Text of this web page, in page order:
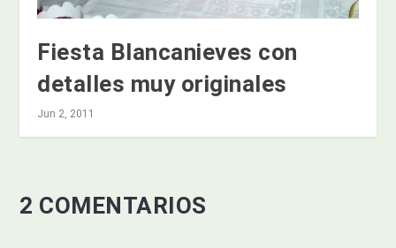
Fiesta Blancanieves con
detalles muy originales
Jun 2, 2011
2 COMENTARIOS